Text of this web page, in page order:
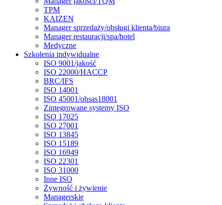
TPM
KAIZEN
Manager sprzedaży/obsługi klienta/biura
Manager restauracji/spa/hotel
Medyczne
Szkolenia indywidualne
ISO 9001/jakość
ISO 22000/HACCP
BRC/IFS
ISO 14001
ISO 45001/ohsas18001
Zintegrowane systemy ISO
ISO 17025
ISO 27001
ISO 13845
ISO 15189
ISO 16949
ISO 22301
ISO 31000
Inne ISO
Żywność i żywienie
Managerskie